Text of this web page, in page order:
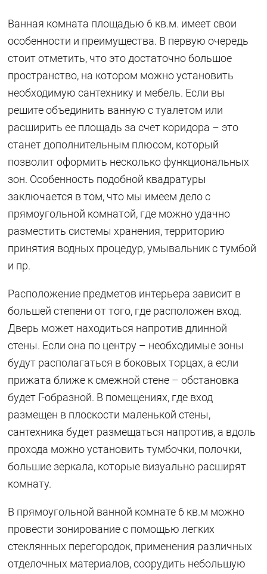
Ванная комната площадью 6 кв.м. имеет свои
особенности и преимущества. В первую очередь
стоит отметить, что это достаточно большое
пространство, на котором можно установить
необходимую сантехнику и мебель. Если вы
решите объединить ванную с туалетом или
расширить ее площадь за счет коридора – это
станет дополнительным плюсом, который
позволит оформить несколько функциональных
зон. Особенность подобной квадратуры
заключается в том, что мы имеем дело с
прямоугольной комнатой, где можно удачно
разместить системы хранения, территорию
принятия водных процедур, умывальник с тумбой
и пр.
Расположение предметов интерьера зависит в
большей степени от того, где расположен вход.
Дверь может находиться напротив длинной
стены. Если она по центру – необходимые зоны
будут располагаться в боковых торцах, а если
прижата ближе к смежной стене – обстановка
будет Г-образной. В помещениях, где вход
размещен в плоскости маленькой стены,
сантехника будет размещаться напротив, а вдоль
прохода можно установить тумбочки, полочки,
большие зеркала, которые визуально расширят
комнату.
В прямоугольной ванной комнате 6 кв.м можно
провести зонирование с помощью легких
стеклянных перегородок, применения различных
отделочных материалов, соорудить небольшую